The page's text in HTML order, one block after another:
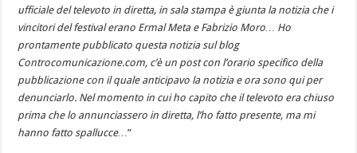
ufficiale del televoto in diretta, in sala stampa è giunta la notizia che i
vincitori del festival erano Ermal Meta e Fabrizio Moro… Ho
prontamente pubblicato questa notizia sul blog
Controcomunicazione.com, c’è un post con l’orario specifico della
pubblicazione con il quale anticipavo la notizia e ora sono qui per
denunciarlo. Nel momento in cui ho capito che il televoto era chiuso
prima che lo annunciassero in diretta, l’ho fatto presente, ma mi
hanno fatto spallucce…”